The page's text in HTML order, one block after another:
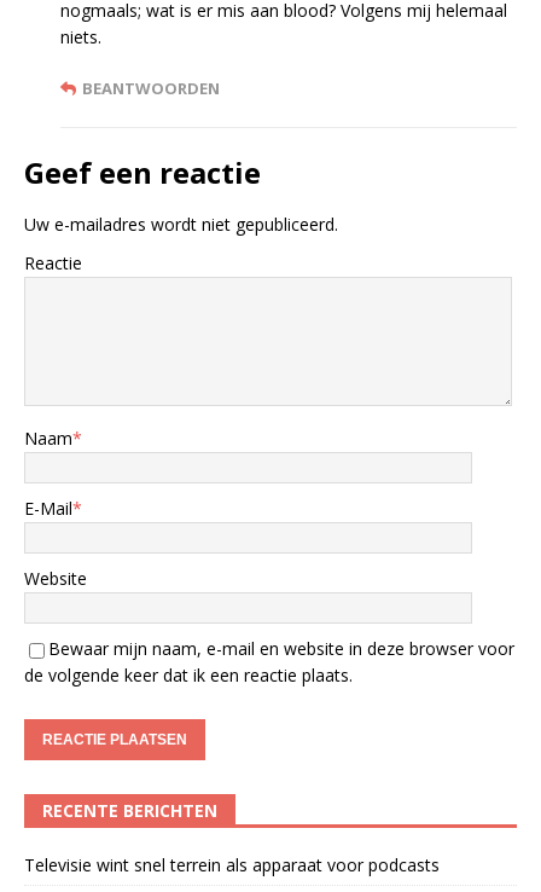
nogmaals; wat is er mis aan blood? Volgens mij helemaal
niets.
BEANTWOORDEN
Geef een reactie
Uw e-mailadres wordt niet gepubliceerd.
Reactie
Naam*
E-Mail*
Website
Bewaar mijn naam, e-mail en website in deze browser voor
de volgende keer dat ik een reactie plaats.
RECENTE BERICHTEN
Televisie wint snel terrein als apparaat voor podcasts